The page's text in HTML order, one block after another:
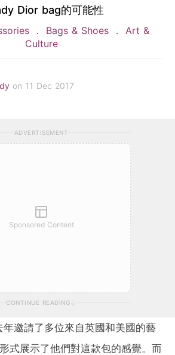
Dior bag的可能性
Bags & Shoes
Art &
Culture
on 11 Dec 2017
ADVERTISEMENT
Sponsored Content
CONTINUE READING
年邀請了多位來自英國和美國的藝
式展示了他們對這款包的感覺。而